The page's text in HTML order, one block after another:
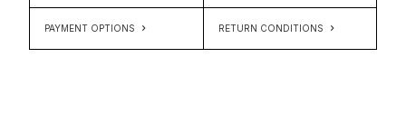
PAYMENT OPTIONS RETURN CONDITIONS